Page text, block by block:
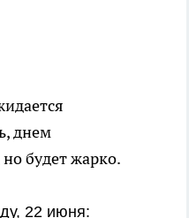
днем
будет жарко.
22 июня: